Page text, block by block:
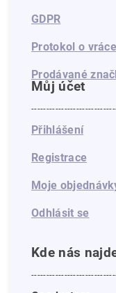
GDPR
Protokol o
Prodávané
Můj účet
Přihlášení
Registrace
Moje
Odhlásit se
Kde nás